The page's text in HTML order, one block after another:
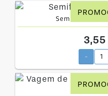
Semifrio de
-